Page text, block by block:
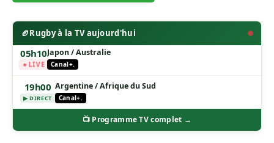
🏉Rugby à la TV aujourd'hui
05h10
● LIVE
Japon / Australie
Canal+.
19h00
▶ DIRECT
Argentine / Afrique du Sud
Canal+.
📺 Programme TV complet →